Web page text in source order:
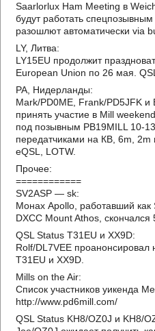
Saarlorlux Ham Meeting в
будут работать
разошлют автоматически via
LY, Литва:
LY15EU продолжит
European Union по 26 мая.
PA, Нидерланды:
Mark/PD0ME, Frank/PD5JFK и
принять участие в Mill
под позывным PB19MILL 10-
передатчиками на КВ, 6m, 2m
eQSL, LOTW.
Прочее:
============
SV2ASP — sk:
Монах Apollo, работавший как
DXCC Mount Athos, скончался
QSL Status T31EU и XX9D:
Rolf/DL7VEE проанонсировал
T31EU и XX9D.
Mills on the Air:
Список участников уикенда
http://www.pd6mill.com/
QSL Status KH8/OZ0J и KH8/